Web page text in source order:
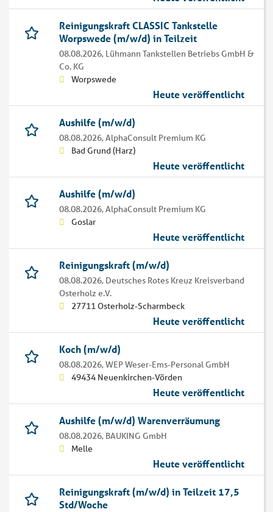
Reinigungskraft CLASSIC Tankstelle
Worpswede (m/w/d) in Teilzeit
08.08.2026, Lühmann Tankstellen Betriebs GmbH &
Co. KG
Worpswede
Heute veröffentlicht
Aushilfe (m/w/d)
08.08.2026,AlphaConsult Premium KG
Bad Grund (Harz)
Heute veröffentlicht
Aushilfe (m/w/d)
08.08.2026,AlphaConsult Premium KG
Goslar
Heute veröffentlicht
Reinigungskraft (m/w/d)
08.08.2026, Deutsches Rotes Kreuz Kreisverband
Osterholz e.V.
27711 Osterholz-Scharmbeck
Heute veröffentlicht
Koch (m/w/d)
08.08.2026,WEP Weser-Ems-Personal GmbH
49434 Neuenkirchen-Vörden
Heute veröffentlicht
Aushilfe (m/w/d) Warenverräumung
08.08.2026, BAUKING GmbH
Melle
Heute veröffentlicht
Reinigungskraft (m/w/d) in Teilzeit 17,5
Std/Woche